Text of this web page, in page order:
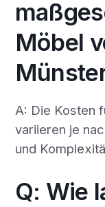
Möbel
A: Die Kosten
variieren je
und
Q: Wie